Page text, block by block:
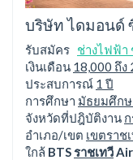
บริษัท ไดมอนด์
รับสมัคร ช่างไฟฟ้า
เงินเดือน 18,000 ถึง
ประสบการณ์ 1 ปี
การศึกษา มัธยมศึก
จังหวัดที่ปฎิบัติงาน
อำเภอ/เขต เขตราช
ใกล้ BTSราชเทวี